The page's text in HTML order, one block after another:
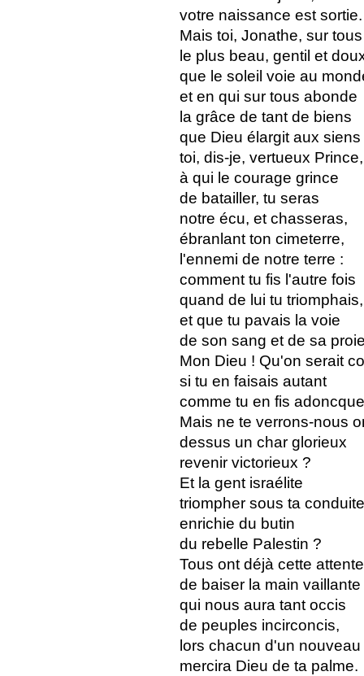
votre naissance est sortie.
Mais toi, Jonathe, sur tous
le plus beau, gentil et
que le soleil voie au
et en qui sur tous abonde
la grâce de tant de biens
que Dieu élargit aux siens
toi, dis-je, vertueux Prince,
à qui le courage grince
de batailler, tu seras
notre écu, et chasseras,
ébranlant ton cimeterre,
l'ennemi de notre terre :
comment tu fis l'autre fois
quand de lui tu triomphais,
et que tu pavais la voie
de son sang et de sa
Mon Dieu ! Qu'on serait
si tu en faisais autant
comme tu en fis
Mais ne te verrons-nous
dessus un char glorieux
revenir victorieux ?
Et la gent israélite
triompher sous ta
enrichie du butin
du rebelle Palestin ?
Tous ont déjà cette attente
de baiser la main vaillante
qui nous aura tant occis
de peuples incirconcis,
lors chacun d'un
mercira Dieu de ta palme.